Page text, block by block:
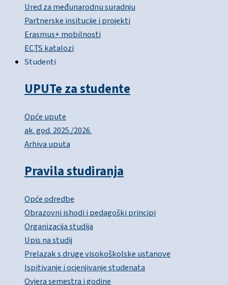
Ured za međunarodnu suradnju
Partnerske insitucije i projekti
Erasmus+ mobilnosti
ECTS katalozi
Studenti
UPUTe za studente
Opće upute
ak. god. 2025./2026.
Arhiva uputa
Pravila studiranja
Opće odredbe
Obrazovni ishodi i pedagoški principi
Organizacija studija
Upis na studij
Prelazak s druge visokoškolske ustanove
Ispitivanje i ocjenjivanje studenata
Ovjera semestra i godine